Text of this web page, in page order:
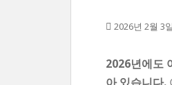
2026년 2월 3일
2026년에도